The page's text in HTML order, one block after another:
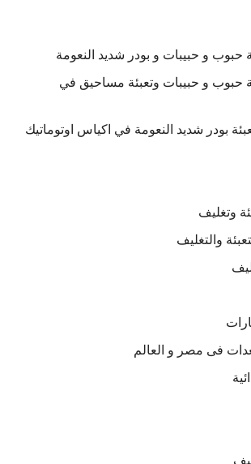
حبوب و حبيبات وتعبئة مساحيق في
وتغليف
والتغليف
فى مصر و العالم